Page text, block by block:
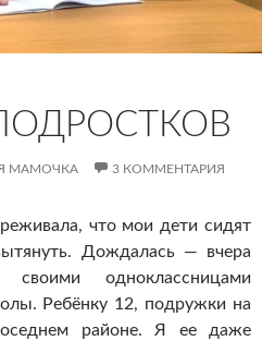
МАМОЧКА 3 КОММЕНТАРИЯ
что мои дети сидят
Дождалась — вчера
одноклассницами
Ребёнку 12, подружки на
районе. Я ее даже